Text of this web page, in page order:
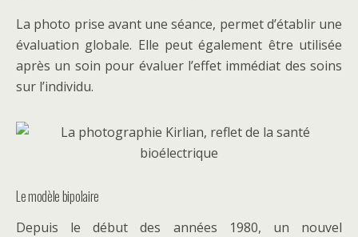
La photo prise avant une séance, permet d’établir une
évaluation globale. Elle peut également être utilisée
après un soin pour évaluer l’effet immédiat des soins
sur l’individu.
Le modèle bipolaire
Depuis le début des années 1980, un nouvel